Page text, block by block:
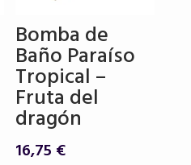
Bomba de
Baño Paraíso
Tropical –
Fruta del
dragón
16,75 €